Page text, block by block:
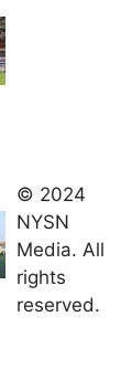
umum
Kejurnas
Panahan
Junior di
Kudus
© 2024
NYSN
Media. All
rights
reserved.